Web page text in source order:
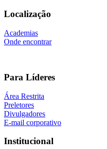
Localização
Academias
Onde encontrar
Para Líderes
Área Restrita
Preletores
Divulgadores
E-mail corporativo
Institucional